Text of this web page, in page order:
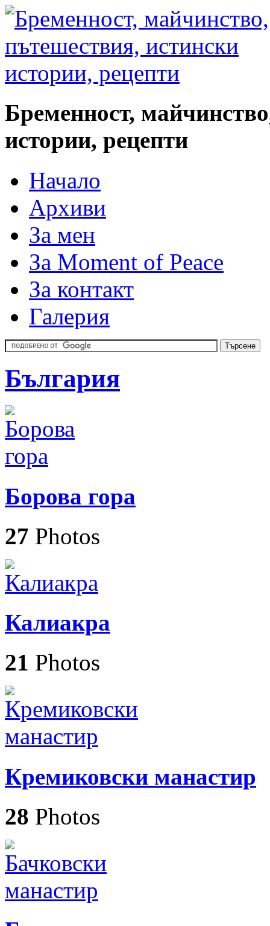
Бременност,
истории, рецепти
Начало
Архиви
За мен
За Moment of Peace
За контакт
Галерия
България
Борова гора
27 Photos
Калиакра
21 Photos
Кремиковски манастир
28 Photos